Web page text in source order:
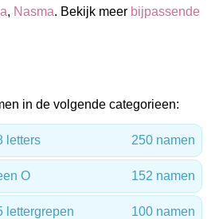
, Nasma. Bekijk meer bijpassende
in de volgende categorieen:
letters 250 namen
O 152 namen
lettergrepen 100 namen